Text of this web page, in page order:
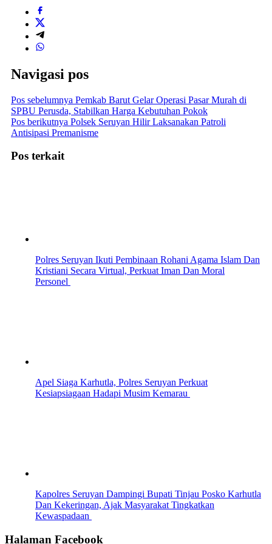
Navigasi pos
Pos sebelumnya Pemkab Barut Gelar Operasi Pasar Murah di
SPBU Perusda, Stabilkan Harga Kebutuhan Pokok
Pos berikutnya Polsek Seruyan Hilir Laksanakan Patroli
Antisipasi Premanisme
Pos terkait
Polres Seruyan Ikuti Pembinaan Rohani Agama Islam Dan
Kristiani Secara Virtual, Perkuat Iman Dan Moral
Personel
Apel Siaga Karhutla, Polres Seruyan Perkuat
Kesiapsiagaan Hadapi Musim Kemarau
Kapolres Seruyan Dampingi Bupati Tinjau Posko Karhutla
Dan Kekeringan, Ajak Masyarakat Tingkatkan
Kewaspadaan
Halaman Facebook